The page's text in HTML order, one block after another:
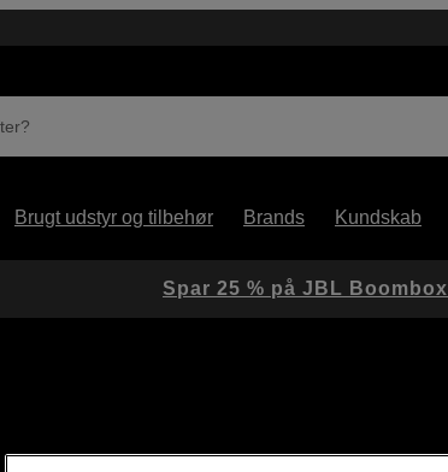
Brugt udstyr og tilbehør Brands Kundskab
Spar 25 % på JBL